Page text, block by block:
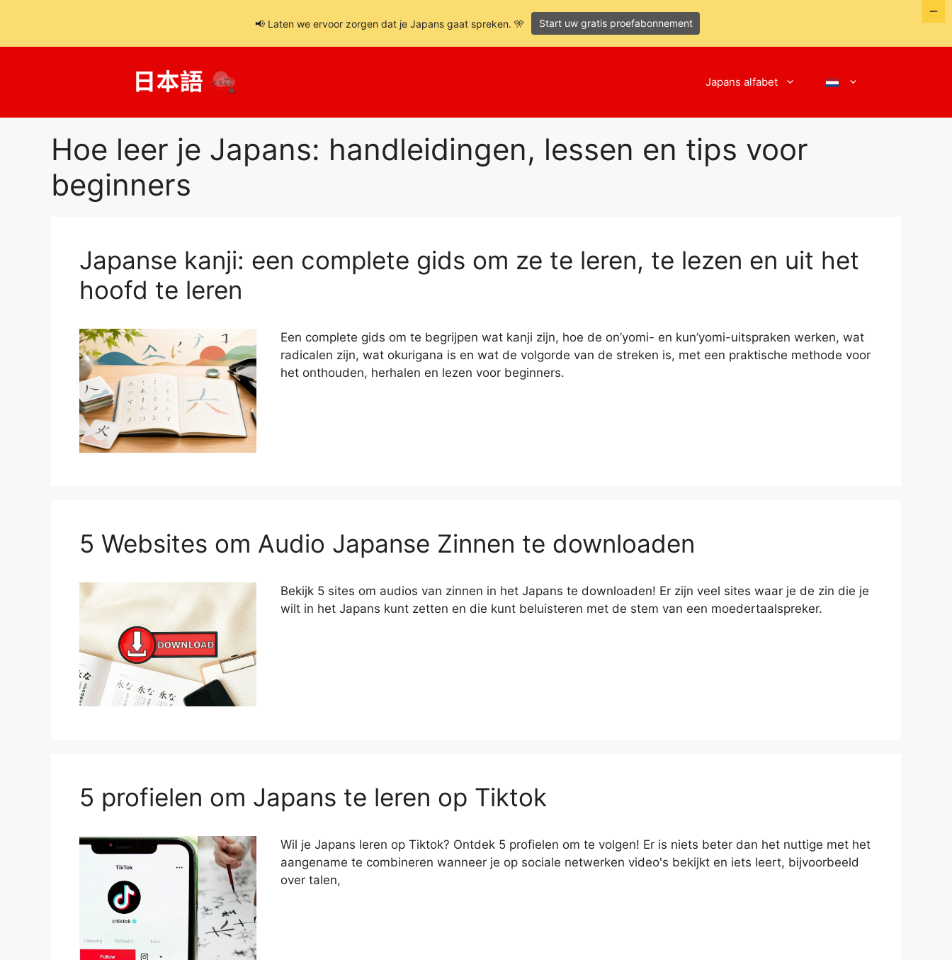
Japans alfabet
Hoe leer je Japans: handleidingen, lessen en tips voor
beginners
Japanse kanji: een complete gids om ze te leren, te lezen en uit het
hoofd te leren
Een complete gids om te begrijpen wat kanji zijn, hoe de on’yomi- en kun’yomi-uitspraken werken, wat
radicalen zijn, wat okurigana is en wat de volgorde van de streken is, met een praktische methode voor
het onthouden, herhalen en lezen voor beginners.
5 Websites om Audio Japanse Zinnen te downloaden
Bekijk 5 sites om audios van zinnen in het Japans te downloaden! Er zijn veel sites waar je de zin die je
wilt in het Japans kunt zetten en die kunt beluisteren met de stem van een moedertaalspreker.
5 profielen om Japans te leren op Tiktok
Wil je Japans leren op Tiktok? Ontdek 5 profielen om te volgen! Er is niets beter dan het nuttige met het
aangename te combineren wanneer je op sociale netwerken video's bekijkt en iets leert, bijvoorbeeld
over talen,
📢 Laten we ervoor zorgen dat je Japans gaat spreken. 🎌 Start uw gratis proefabonnement